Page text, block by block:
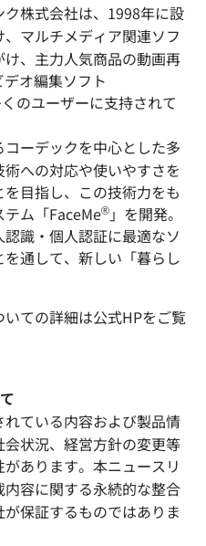
株式会社は、1998年に設
マルチメディア関連ソフ
、主力人気商品の動画再
オ編集ソフト
のユーザーに支持されて
ーデックを中心とした多
への対応や使いやすさを
目指し、この技術力をも
テム「FaceMe® 」を開発。
識・個人認証に最適なソ
通して、新しい「暮らし
ての詳細は公式HPをご覧
ている内容および製品情
状況、経営方針の変更等
あります。本ニュースリ
容に関する永続的な整合
保証するものではありま